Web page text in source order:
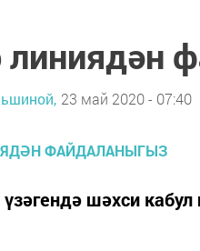
линиядән
23 май 2020 - 07:40
шәхси